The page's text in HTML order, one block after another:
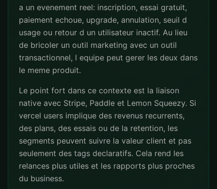
a un evenement reel: inscription, essai gratuit,
paiement echoue, upgrade, annulation, seuil d
usage ou retour d un utilisateur inactif. Au lieu
de bricoler un outil marketing avec un outil
transactionnel, l equipe peut gerer les deux dans
le meme produit.
Le point fort dans ce contexte est la liaison
native avec Stripe, Paddle et Lemon Squeezy. Si
vercel users implique des revenus recurrents,
des plans, des essais ou de la retention, les
segments peuvent suivre la valeur client et pas
seulement des tags declaratifs. Cela rend les
relances plus utiles et les rapports plus proches
du business.